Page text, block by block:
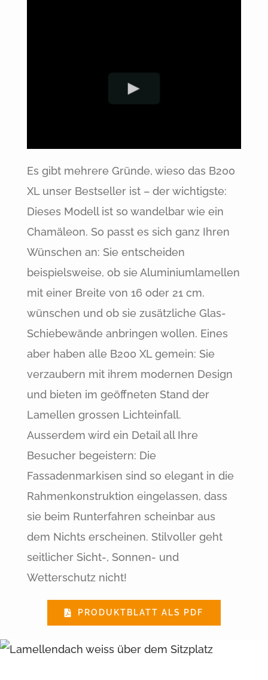
Es gibt mehrere Gründe, wieso das B200
XL unser Bestseller ist – der wichtigste:
Dieses Modell ist so wandelbar wie ein
Chamäleon. So passt es sich ganz Ihren
Wünschen an: Sie entscheiden
beispielsweise, ob sie Aluminiumlamellen
mit einer Breite von 16 oder 21 cm.
wünschen und ob sie zusätzliche Glas-
Schiebewände anbringen wollen. Eines
aber haben alle B200 XL gemein: Sie
verzaubern mit ihrem modernen Design
und bieten im geöffneten Stand der
Lamellen grossen Lichteinfall.
Ausserdem wird ein Detail all Ihre
Besucher begeistern: Die
Fassadenmarkisen sind so elegant in die
Rahmenkonstruktion eingelassen, dass
sie beim Runterfahren scheinbar aus
dem Nichts erscheinen. Stilvoller geht
seitlicher Sicht-, Sonnen- und
Wetterschutz nicht!
PRODUKTBLATT ALS PDF